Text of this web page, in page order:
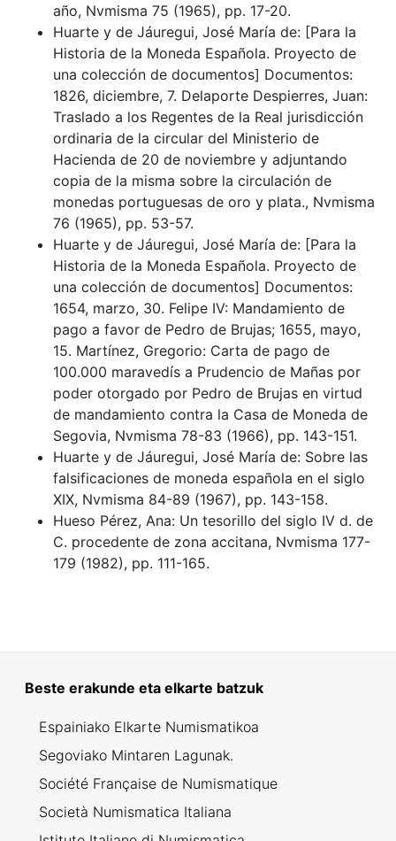
año, Nvmisma 75 (1965), pp. 17-20.
Huarte y de Jáuregui, José María de: [Para la
Historia de la Moneda Española. Proyecto de
una colección de documentos] Documentos:
1826, diciembre, 7. Delaporte Despierres, Juan:
Traslado a los Regentes de la Real jurisdicción
ordinaria de la circular del Ministerio de
Hacienda de 20 de noviembre y adjuntando
copia de la misma sobre la circulación de
monedas portuguesas de oro y plata., Nvmisma
76 (1965), pp. 53-57.
Huarte y de Jáuregui, José María de: [Para la
Historia de la Moneda Española. Proyecto de
una colección de documentos] Documentos:
1654, marzo, 30. Felipe IV: Mandamiento de
pago a favor de Pedro de Brujas; 1655, mayo,
15. Martínez, Gregorio: Carta de pago de
100.000 maravedís a Prudencio de Mañas por
poder otorgado por Pedro de Brujas en virtud
de mandamiento contra la Casa de Moneda de
Segovia, Nvmisma 78-83 (1966), pp. 143-151.
Huarte y de Jáuregui, José María de: Sobre las
falsificaciones de moneda española en el siglo
XIX, Nvmisma 84-89 (1967), pp. 143-158.
Hueso Pérez, Ana: Un tesorillo del siglo IV d. de
C. procedente de zona accitana, Nvmisma 177-
179 (1982), pp. 111-165.
Beste erakunde eta elkarte batzuk
Espainiako Elkarte Numismatikoa
Segoviako Mintaren Lagunak.
Société Française de Numismatique
Società Numismatica Italiana